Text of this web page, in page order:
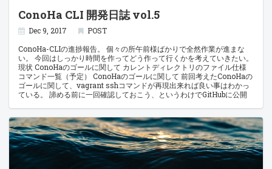
idがUUIDの形式に一致することがわかる。 { "images": [ { "id":
"fb1d084f-357f-40e2-a2c3-59b8ecc1f6f2", "links": [{link}, {link},
{link}], "name": "vmi-centos-7.
ConoHa CLI 開発日誌 vol.5
Dec 9, 2017
POST
ConoHa-CLIの進捗報告。 個々の所午前様ばかりで全然作業が進まな
い。 今回はしっかり時間を作ってどう作って行くかを考えていきたい。
現状 ConoHaのゴールに関して カレントディレクトリのファイル仕様
コマンド一覧（予定） ConoHaのゴールに関して 前回考えたConoHaの
ゴールに関して、vagrant sshコマンドが再現出来れば良い事はわかっ
ている。 諦める前に一回確認しておこう、というわけでGitHubに公開
vagrant/lib/vagrant/action/builtin/ssh_run.rb
vagrant/lib/vagrant/util/ssh.rb まぁ、Rubyのコードをあまり読めない
から大変なんだが、どうやらvagrant/action/ssh_run.rbを読む限り、
具体的な処理はutil/ssh.rbに移譲しているようだ。 うーむ、やはりサブ
プロセスで動作させて、インタラクティブな状態で紐付けているよう